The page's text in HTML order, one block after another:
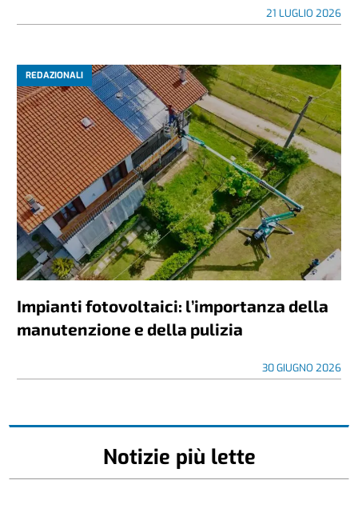
21 LUGLIO 2026
REDAZIONALI
Impianti fotovoltaici: l’importanza della
manutenzione e della pulizia
30 GIUGNO 2026
Notizie più lette